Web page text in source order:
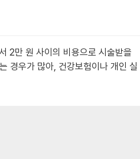
2만 원 사이의 비용으로 시술받을
경우가 많아, 건강보험이나 개인 실